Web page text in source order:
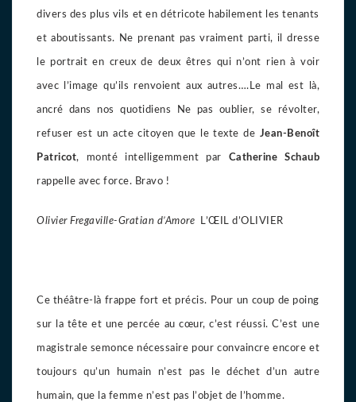
divers des plus vils et en détricote habilement les tenants
et aboutissants. Ne prenant pas vraiment parti, il dresse
le portrait en creux de deux êtres qui n’ont rien à voir
avec l’image qu’ils renvoient aux autres….Le mal est là,
ancré dans nos quotidiens Ne pas oublier, se révolter,
refuser est un acte citoyen que le texte de Jean-Benoît
Patricot, monté intelligemment par Catherine Schaub
rappelle avec force. Bravo !
Olivier Fregaville-Gratian d’Amore L’ŒIL d’OLIVIER
Ce théâtre-là frappe fort et précis. Pour un coup de poing
sur la tête et une percée au cœur, c’est réussi. C’est une
magistrale semonce nécessaire pour convaincre encore et
toujours qu’un humain n’est pas le déchet d’un autre
humain, que la femme n’est pas l’objet de l’homme.